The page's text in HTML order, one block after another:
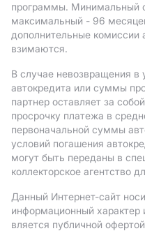
программы. Минимальный
максимальный - 96
дополнительные
взимаются.
В случае невозвращения
автокредита или суммы
партнер оставляет за
просрочку платежа в
первоначальной суммы
условий погашения
могут быть переданы в
коллекторское агентство
Данный Интернет-сайт
информационный характер
вляется публичной